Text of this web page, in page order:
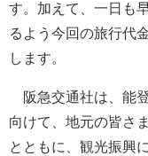
す。加えて、一日も
るよう今回の旅行代
します。
阪急交通社は、能
向けて、地元の皆さ
とともに、観光振興